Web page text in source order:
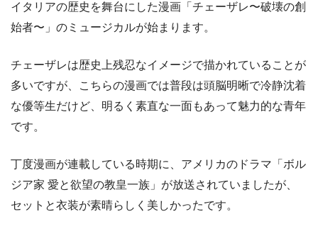
イタリアの歴史を舞台にした漫画「チェーザレ〜破壊の創
始者〜」のミュージカルが始まります。
チェーザレは歴史上残忍なイメージで描かれていることが
多いですが、こちらの漫画では普段は頭脳明晰で冷静沈着
な優等生だけど、明るく素直な一面もあって魅力的な青年
です。
丁度漫画が連載している時期に、アメリカのドラマ「ボル
ジア家 愛と欲望の教皇一族」が放送されていましたが、
セットと衣装が素晴らしく美しかったです。